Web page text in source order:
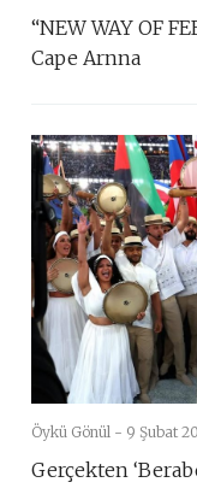
“NEW WAY OF
Cape Arnna
Öykü Gönül - 9 Şubat
Gerçekten